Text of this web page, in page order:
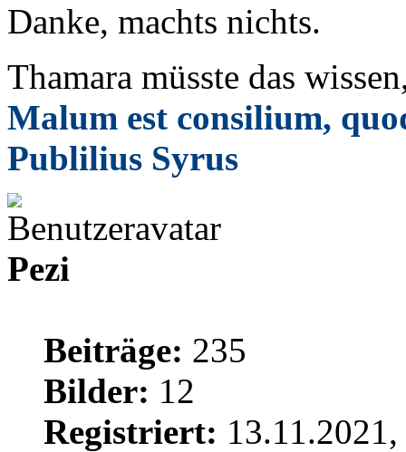
Danke, machts nichts.
Thamara müsste das
Malum est consilium,
Publilius Syrus
Pezi
Beiträge: 235
Bilder: 12
Registriert: